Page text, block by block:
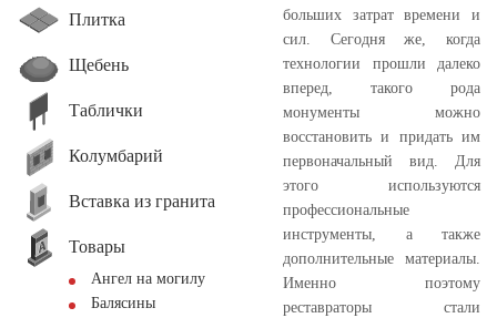
Плитка
Щебень
Таблички
Колумбарий
Вставка из гранита
Товары
Ангел на могилу
Балясины
больших затрат времени и
сил. Сегодня же, когда
технологии прошли далеко
вперед, такого рода
монументы можно
восстановить и придать им
первоначальный вид. Для
этого используются
профессиональные
инструменты, а также
дополнительные материалы.
Именно поэтому
реставраторы стали